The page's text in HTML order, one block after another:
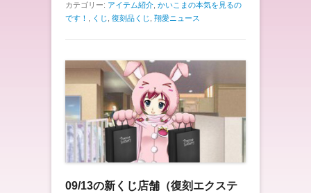
カテゴリー: アイテム紹介 かいこまの本気を見るの
です！
くじ 復刻品くじ 翔愛ニュース
09/13の新くじ店舗（復刻エクステ